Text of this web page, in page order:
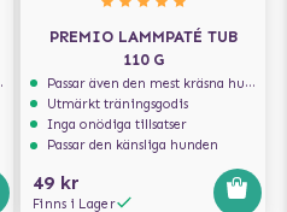
PREMIO LAMMPATÉ TUB
110 G
Passar även den mest kräsna hunden
Utmärkt träningsgodis
Inga onödiga tillsatser
Passar den känsliga hunden
49 kr
Finns i Lager